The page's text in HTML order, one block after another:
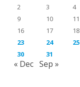
2
3 4
9
10 11
16
17 18
23
24 25
30
31
« Dec Sep »